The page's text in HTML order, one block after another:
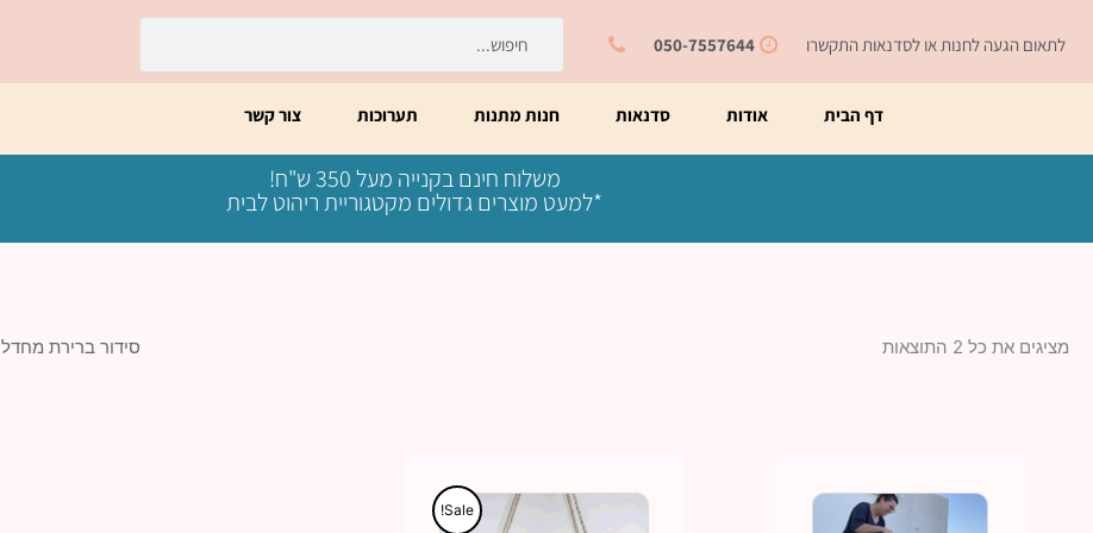
לתוכן
050-7557644 לתאום הגעה לחנות או לסדנאות התקשרו
דף הבית אודות סדנאות חנות מתנות תערוכות צור קשר
משלוח חינם בקנייה מעל 350 ש"ח!
*למעט מוצרים גדולים מקטגוריית ריהוט לבית
מציגים את כל ⁦2⁩ התוצאות
Sale!
המקורי
הנוכחי
זה
יש